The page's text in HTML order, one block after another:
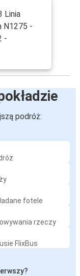
Linia
N1275 -
-
podróż:
fotele
rzeczy
FlixBus